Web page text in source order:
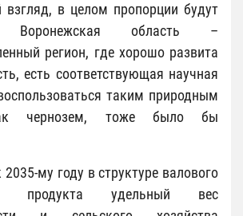
в целом пропорции будут
Воронежская область –
регион, где хорошо развита
есть соответствующая научная
таким природным
чернозем, тоже было бы
му году в структуре валового
продукта удельный вес